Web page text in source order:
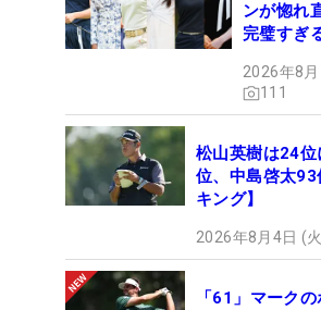
ンが惚れ
完璧すぎ
2026年8
111
松山英樹は24
位、中島啓太
キング】
2026年8月4日 (
「61」マーク